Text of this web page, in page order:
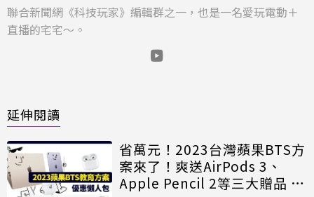
聯合新聞網《科技玩家》編輯群之一，也是一名愛玩電動＋
直播的宅宅～。
延伸閱讀
省萬元！2023台灣蘋果BTS方
案來了！爽送AirPods 3、
Apple Pencil 2等三大贈品 8